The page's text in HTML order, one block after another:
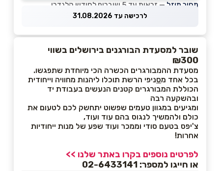
מחיר מוזל — זכאות עד 5 שוברים לחודש קלנדרי
לרכישה עד 31.08.2026
שובר למסעדת הבורגנים בירושלים בשווי
₪300
מסעדת ההמבורגרים הכשרה הכי מיוחדת שתפגשו.
בכל אחד מסניפי הרשת תוכלו ליהנות מחוויה וייחודית
הכוללת המבורגרים קטנים הנעשים בעבודת יד
ובהשקעה רבה
ומגיעים במגוון טעמים שפשוט יתחשק לכם לטעום את
כולם ולהמשיך לנגוס בהם עוד ועוד,
צ'יפס בטעם סודי וממכר ועוד שפע של מנות ייחודיות
אחרות!
לפרטים נוספים בקרו באתר שלנו >>
או חייגו למספר: 02-6433141